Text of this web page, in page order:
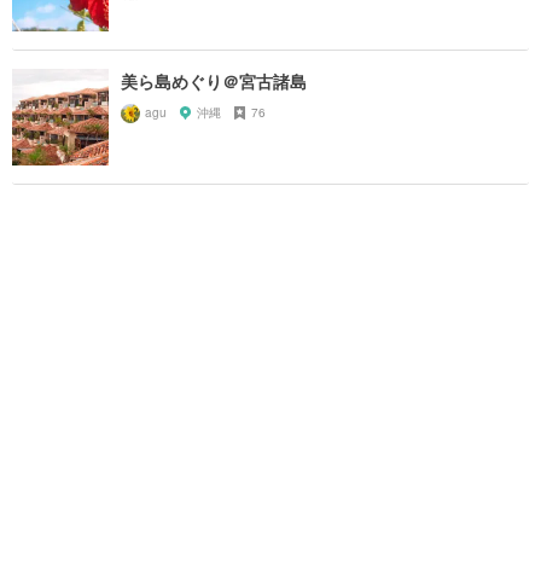
美ら島めぐり＠宮古諸島
agu 沖縄 76